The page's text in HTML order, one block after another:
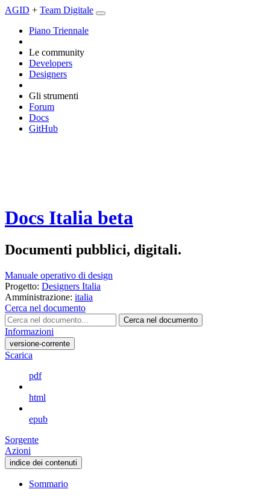
AGID + Team Digitale
Piano Triennale
Le community
Developers
Designers
Gli strumenti
Forum
Docs
GitHub
Docs Italia beta
Documenti pubblici, digitali.
Manuale operativo di design
Progetto: Designers Italia
Amministrazione: italia
Cerca nel documento
Cerca nel documento
Informazioni
versione-corrente
Scarica
pdf
html
epub
Sorgente
Azioni
indice dei contenuti
Sommario